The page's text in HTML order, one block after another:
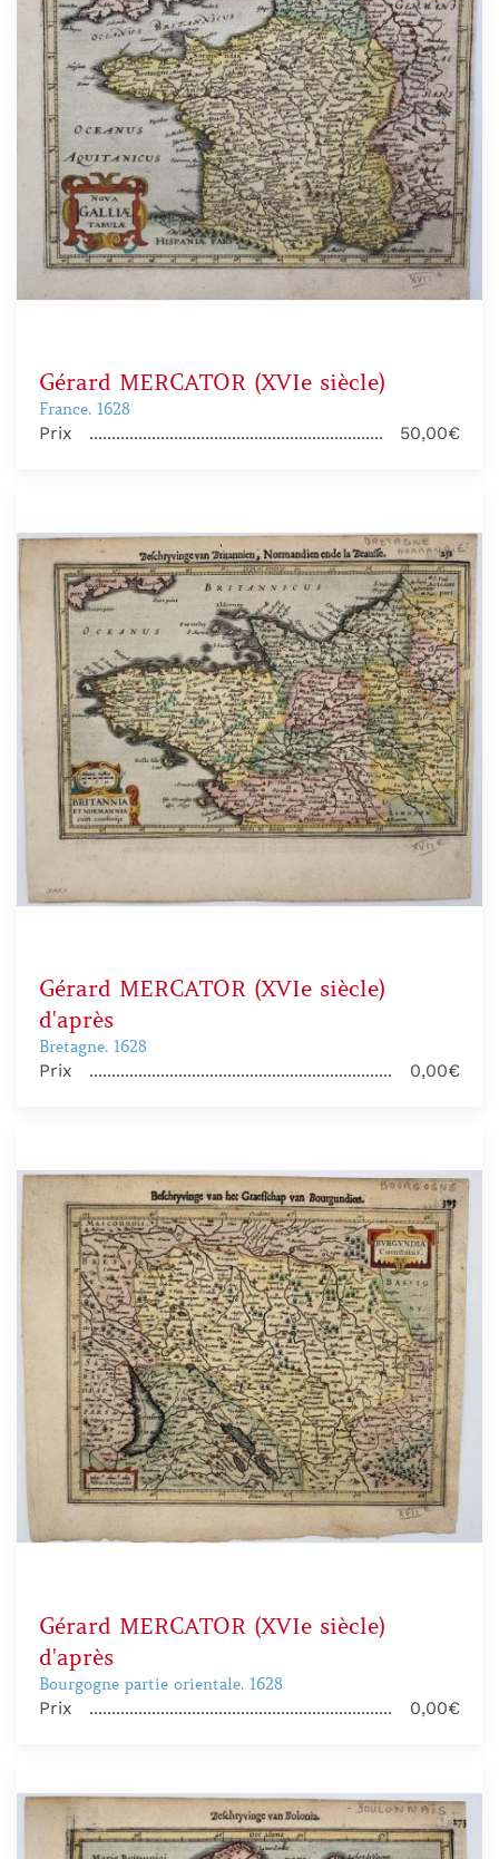
Gérard MERCATOR (XVIe siècle)
France. 1628
Prix 50,00€
Gérard MERCATOR (XVIe siècle)
d'après
Bretagne. 1628
Prix 0,00€
Gérard MERCATOR (XVIe siècle)
d'après
Bourgogne partie orientale. 1628
Prix 0,00€